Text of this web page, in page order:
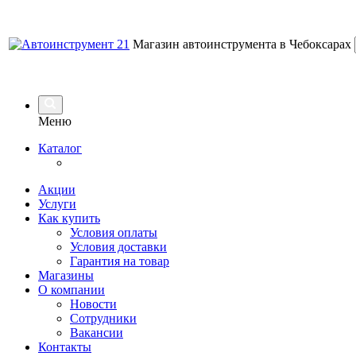
Магазин автоинструмента в Чебоксарах
Меню
Каталог
Акции
Услуги
Как купить
Условия оплаты
Условия доставки
Гарантия на товар
Магазины
О компании
Новости
Сотрудники
Вакансии
Контакты